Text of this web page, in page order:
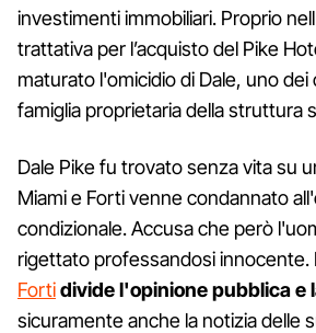
investimenti immobiliari. Proprio
trattativa per l’acquisto del Pike
maturato l'omicidio di Dale, uno
famiglia proprietaria della struttura
Dale Pike fu trovato senza vita su
Miami e Forti venne condannato
condizionale. Accusa che però
rigettato professandosi innocente.
Fortidivide l'opinione pubblica e
sicuramente anche la notizia delle